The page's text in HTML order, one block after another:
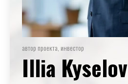
автор проекта, инвестор
Illia Kyselov